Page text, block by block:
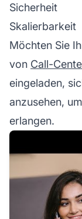
Sicherheit
Skalierbarkeit
Möchten Sie
von Call-
eingeladen,
anzusehen,
erlangen.